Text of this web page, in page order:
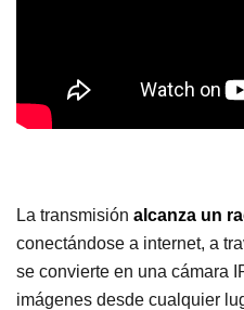
La transmisión alcanza un
conectándose a internet, a
se convierte en una cámara
imágenes desde cualquier